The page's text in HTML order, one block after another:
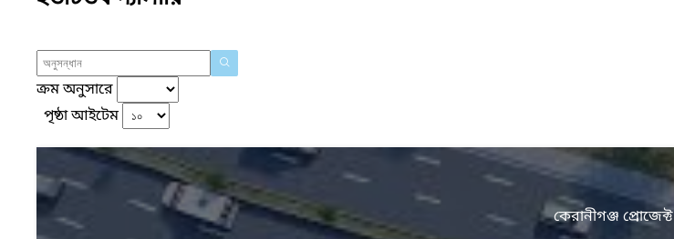
ক্রম অনুসারে
পৃষ্ঠা আইটেম
কেরানীগঞ্জ প্রোজেক্ট